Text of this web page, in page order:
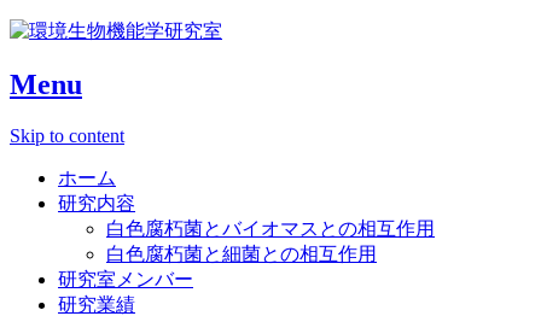
Menu
Skip to content
ホーム
研究内容
白色腐朽菌とバイオマスとの相互作用
白色腐朽菌と細菌との相互作用
研究室メンバー
研究業績